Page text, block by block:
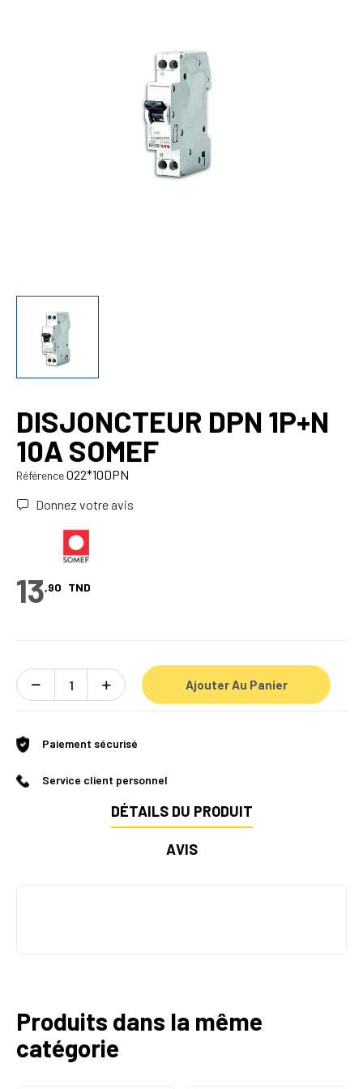
DISJONCTEUR DPN 1P+N
10A SOMEF
Référence022*10DPN
Donnez votre avis
13,90 TND
Ajouter Au Panier
Paiement sécurisé
Service client personnel
DÉTAILS DU PRODUIT
AVIS
Produits dans la même
catégorie